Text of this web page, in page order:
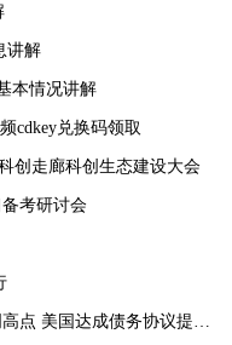
讲解
本情况讲解
cdkey兑换码领取
创走廊科创生态建设大会
考研讨会
达成债务协议提振风险偏好